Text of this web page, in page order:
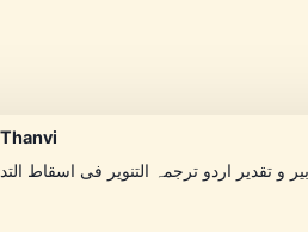
و تقدیر اردو ترجمہ التنویر فی اسقاط